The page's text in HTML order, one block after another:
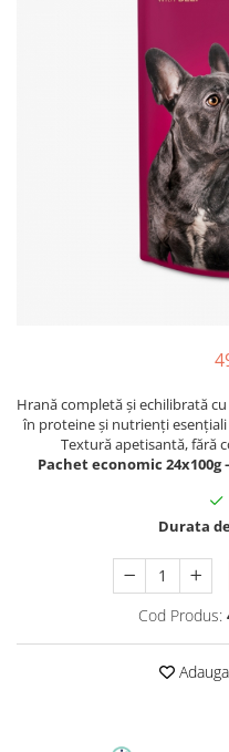
Hrană completă și echilibrată
în proteine și nutrienți
Textură apetisantă, fără
Pachet economic
Durata
Cod Produs: